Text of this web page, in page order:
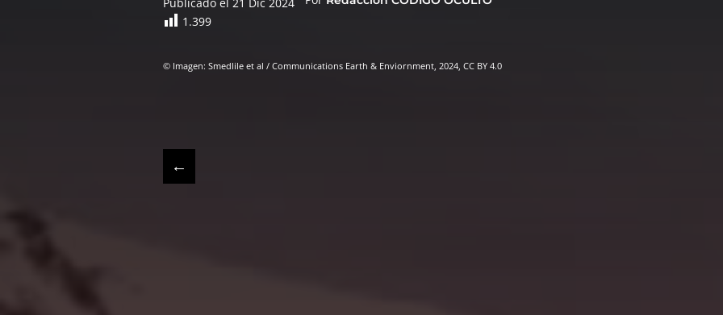
Publicado el 21 Dic 2024
1.399
© Imagen: Smedlile et al / Communications Earth & Enviornment, 2024, CC BY 4.0
←